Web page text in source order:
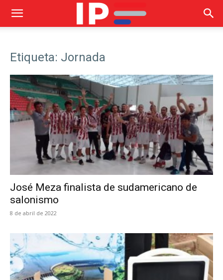
Etiqueta: Jornada
José Meza finalista de sudamericano de
salonismo
8 de abril de 2022